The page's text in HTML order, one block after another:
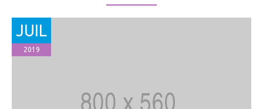
JUIL
2019